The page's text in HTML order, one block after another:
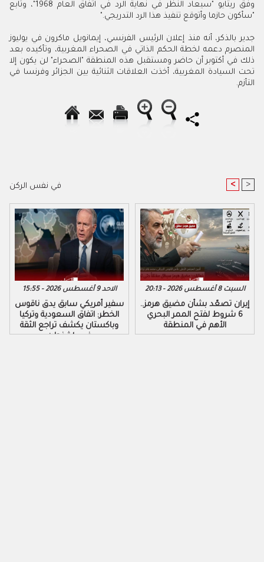
وفق ريتايو "سيعاد النظر في نهاية الرد في اتفاق العام 1968"، وتابع
"سأكون حازما وأتوقع تنفيذ هذا الرد التدريجي".
جدير بالذكر، أنه منذ إعلان الرئيس الفرنسي، إيمانويل ماكرون في يوليوز
المنصرم دعمه لخطة الحكم الذاتي في الصحراء المغربية، وتأكيده بعد
ذلك في أكتوبر أن حاضر ومستقبل هذه المنطقة "الصحراء" لن يكون إلا
تحت السيادة المغربية، أخذت العلاقات الثنائية بين الجزائر وفرنسا في
التأزم.
في نفس الركن < >
الاحد 9 أغسطس 2026 - 15:55
سفير أمريكي سابق يدق ناقوس
الخطر: اتفاق السعودية وتركيا
وباكستان يكشف تراجع الثقة
في واشنطن
السبت 8 أغسطس 2026 - 20:13
إيران تصعّد بشأن مضيق هرمز..
6 شروط لفتح الممر البحري
الأهم في المنطقة